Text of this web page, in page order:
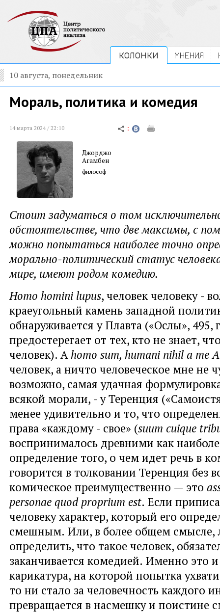
КОЛОНКИ МНЕНИЯ
10 августа, понедельник
Мораль, политика и комедия
14 марта 2024 / 22:10
Джорджо
Агамбен
философ
Стоит задуматься о том
обстоятельстве, что две максимы, с
можно попытаться наиболее точно
морально-политический статус
мире, имеют родом комедию.
Homo homini lupus, человек человеку -
краеугольный камень западной
обнаруживается у Плавта («Ослы», 495,
предостерегает от тех, кто не знает,
человек). Аhomo sum, humani nihil a me
человек, а ничто человеческое мне не
возможно, самая удачная
всякой морали, - у Теренция
менее удивительно и то, что
права «каждому - свое» (suum cuique
воспринималось древними как
определение того, о чем идет речь в
говорится в толковании Теренция без
комическое преимущественно — это
personae quod proprium est. Если
человеку характер, который его
смешным. Или, в более общем смысле,
определить, что такое человек,
заканчивается комедией. Именно это
карикатура, на которой попытка
то ни стало за человечность каждого
превращается в насмешку и поистине